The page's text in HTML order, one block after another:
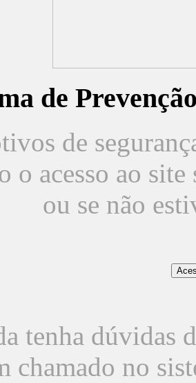
de
de
o acesso ao
ou se não
tenha dúvidas
chamado no